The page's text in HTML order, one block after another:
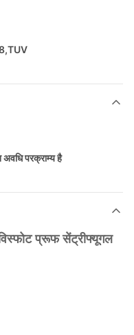
अवधि परक्राम्य है
विस्फोट प्रूफ सेंट्रीफ्यूगल